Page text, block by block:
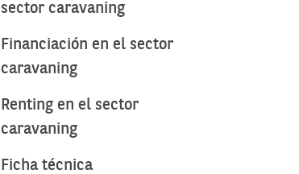
sector caravaning
Financiación en el sector
caravaning
Renting en el sector
caravaning
Ficha técnica